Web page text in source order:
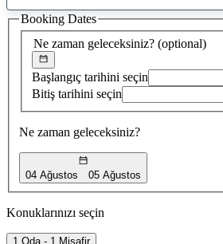
öneri
bulundu
Ne zaman geleceksiniz? (optional)
Başlangıç tarihini seçin
Bitiş tarihini seçin
Ne zaman geleceksiniz?
04 Ağustos 05 Ağustos
Booking Dates
Konuklarınızı seçin
1 Oda - 1 Misafir